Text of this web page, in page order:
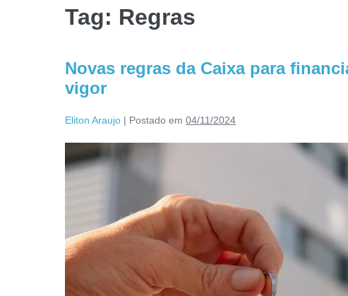
Tag: Regras
Novas regras da Caixa para
vigor
Eliton Araujo | Postado em 04/11/2024